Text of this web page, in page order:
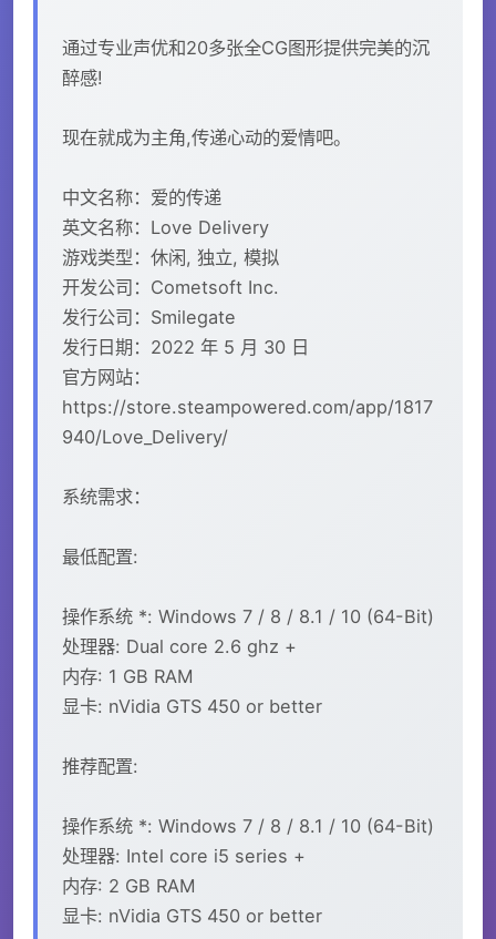
通过专业声优和20多张全CG图形提供完美的沉
醉感!
现在就成为主角,传递心动的爱情吧。
中文名称：爱的传递
英文名称：Love Delivery
游戏类型：休闲, 独立, 模拟
开发公司：Cometsoft Inc.
发行公司：Smilegate
发行日期：2022 年 5 月 30 日
官方网站：
https://store.steampowered.com/app/1817
940/Love_Delivery/
系统需求：
最低配置:
操作系统 *: Windows 7 / 8 / 8.1 / 10 (64-Bit)
处理器: Dual core 2.6 ghz +
内存: 1 GB RAM
显卡: nVidia GTS 450 or better
推荐配置:
操作系统 *: Windows 7 / 8 / 8.1 / 10 (64-Bit)
处理器: Intel core i5 series +
内存: 2 GB RAM
显卡: nVidia GTS 450 or better